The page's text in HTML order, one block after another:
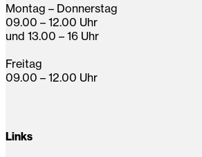
Montag – Donnerstag
09.00 – 12.00 Uhr
und 13.00 – 16 Uhr
Freitag
09.00 – 12.00 Uhr
Links